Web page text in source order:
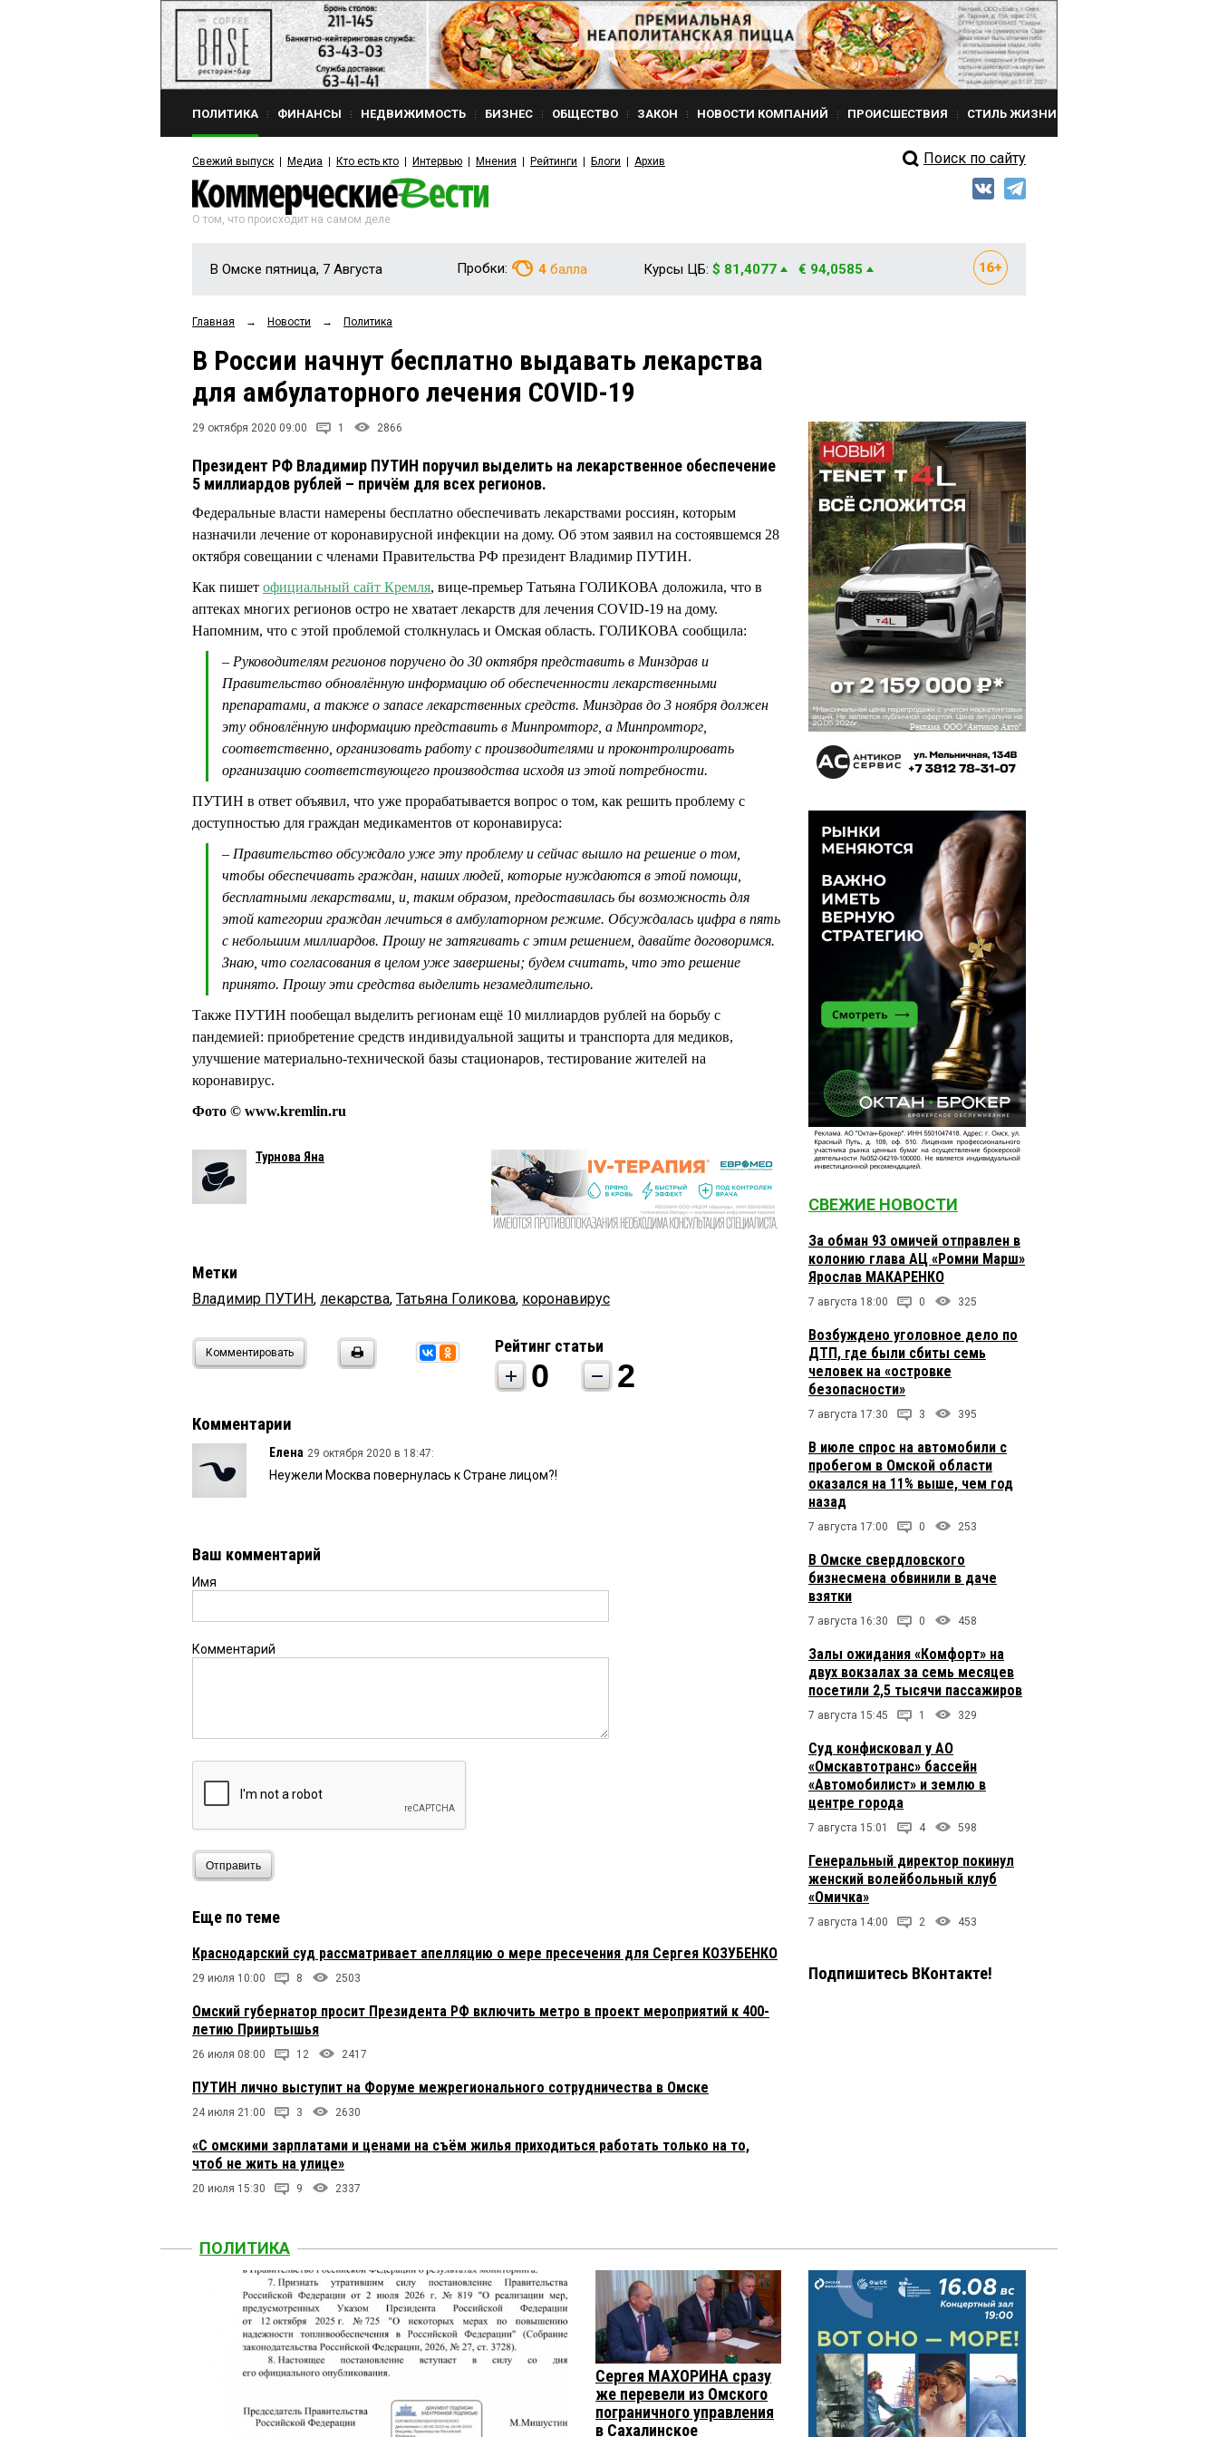
ПОЛИТИКА ФИНАНСЫ НЕДВИЖИМОСТЬ БИЗНЕС ОБЩЕСТВО ЗАКОН НОВОСТИ КОМПАНИЙ ПРОИСШЕСТВИЯ СТИЛЬ ЖИЗНИ
Свежий выпуск Медиа Кто есть кто Интервью Мнения Рейтинги Блоги Архив Поиск по сайту
О том, что происходит на самом деле
В Омске пятница, 7 Августа Пробки: 4 балла Курсы ЦБ: $ 81,4077 € 94,0585
Главная → Новости → Политика
В России начнут бесплатно выдавать лекарства
для амбулаторного лечения COVID-19
29 октября 2020 09:00 1 2866
Президент РФ Владимир ПУТИН поручил выделить на лекарственное обеспечение
5 миллиардов рублей – причём для всех регионов.
Федеральные власти намерены бесплатно обеспечивать лекарствами россиян, которым
назначили лечение от коронавирусной инфекции на дому. Об этом заявил на состоявшемся 28
октября совещании с членами Правительства РФ президент Владимир ПУТИН.
Как пишет официальный сайт Кремля, вице-премьер Татьяна ГОЛИКОВА доложила, что в
аптеках многих регионов остро не хватает лекарств для лечения COVID-19 на дому.
Напомним, что с этой проблемой столкнулась и Омская область. ГОЛИКОВА сообщила:
– Руководителям регионов поручено до 30 октября представить в Минздрав и
Правительство обновлённую информацию об обеспеченности лекарственными
препаратами, а также о запасе лекарственных средств. Минздрав до 3 ноября должен
эту обновлённую информацию представить в Минпромторг, а Минпромторг,
соответственно, организовать работу с производителями и проконтролировать
организацию соответствующего производства исходя из этой потребности.
ПУТИН в ответ объявил, что уже прорабатывается вопрос о том, как решить проблему с
доступностью для граждан медикаментов от коронавируса:
– Правительство обсуждало уже эту проблему и сейчас вышло на решение о том,
чтобы обеспечивать граждан, наших людей, которые нуждаются в этой помощи,
бесплатными лекарствами, и, таким образом, предоставилась бы возможность для
этой категории граждан лечиться в амбулаторном режиме. Обсуждалась цифра в пять
с небольшим миллиардов. Прошу не затягивать с этим решением, давайте договоримся.
Знаю, что согласования в целом уже завершены; будем считать, что это решение
принято. Прошу эти средства выделить незамедлительно.
Также ПУТИН пообещал выделить регионам ещё 10 миллиардов рублей на борьбу с
пандемией: приобретение средств индивидуальной защиты и транспорта для медиков,
улучшение материально-технической базы стационаров, тестирование жителей на
коронавирус.
Фото © www.kremlin.ru
Турнова Яна
Метки
Владимир ПУТИН, лекарства, Татьяна Голикова, коронавирус
Комментировать Рейтинг статьи
0 2
Комментарии
Елена 29 октября 2020 в 18:47:
Неужели Москва повернулась к Стране лицом?!
Ваш комментарий
Имя
Комментарий
Отправить
Еще по теме
Краснодарский суд рассматривает апелляцию о мере пресечения для Сергея КОЗУБЕНКО
29 июля 10:00 8 2503
Омский губернатор просит Президента РФ включить метро в проект мероприятий к 400-
летию Прииртышья
26 июля 08:00 12 2417
ПУТИН лично выступит на Форуме межрегионального сотрудничества в Омске
24 июля 21:00 3 2630
«С омскими зарплатами и ценами на съём жилья приходиться работать только на то,
чтоб не жить на улице»
20 июля 15:30 9 2337
СВЕЖИЕ НОВОСТИ
За обман 93 омичей отправлен в
колонию глава АЦ «Ромни Марш»
Ярослав МАКАРЕНКО
7 августа 18:00 0 325
Возбуждено уголовное дело по
ДТП, где были сбиты семь
человек на «островке
безопасности»
7 августа 17:30 3 395
В июле спрос на автомобили с
пробегом в Омской области
оказался на 11% выше, чем год
назад
7 августа 17:00 0 253
В Омске свердловского
бизнесмена обвинили в даче
взятки
7 августа 16:30 0 458
Залы ожидания «Комфорт» на
двух вокзалах за семь месяцев
посетили 2,5 тысячи пассажиров
7 августа 15:45 1 329
Суд конфисковал у АО
«Омскавтотранс» бассейн
«Автомобилист» и землю в
центре города
7 августа 15:01 4 598
Генеральный директор покинул
женский волейбольный клуб
«Омичка»
7 августа 14:00 2 453
Подпишитесь ВКонтакте!
ПОЛИТИКА
Сергея МАХОРИНА сразу
же перевели из Омского
пограничного управления
в Сахалинское